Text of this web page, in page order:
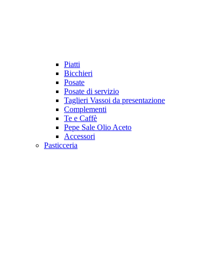
Piatti
Bicchieri
Posate
Posate di servizio
Taglieri Vassoi da presentazione
Complementi
Te e Caffè
Pepe Sale Olio Aceto
Accessori
Pasticceria